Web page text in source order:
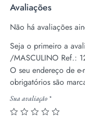
Avaliações
Não há avaliações
Seja o primeiro a
/MASCULINO Ref.:
O seu endereço de
obrigatórios são
Sua avaliação *